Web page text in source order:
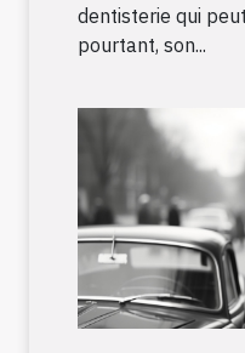
dentisterie qui
pourtant, son...